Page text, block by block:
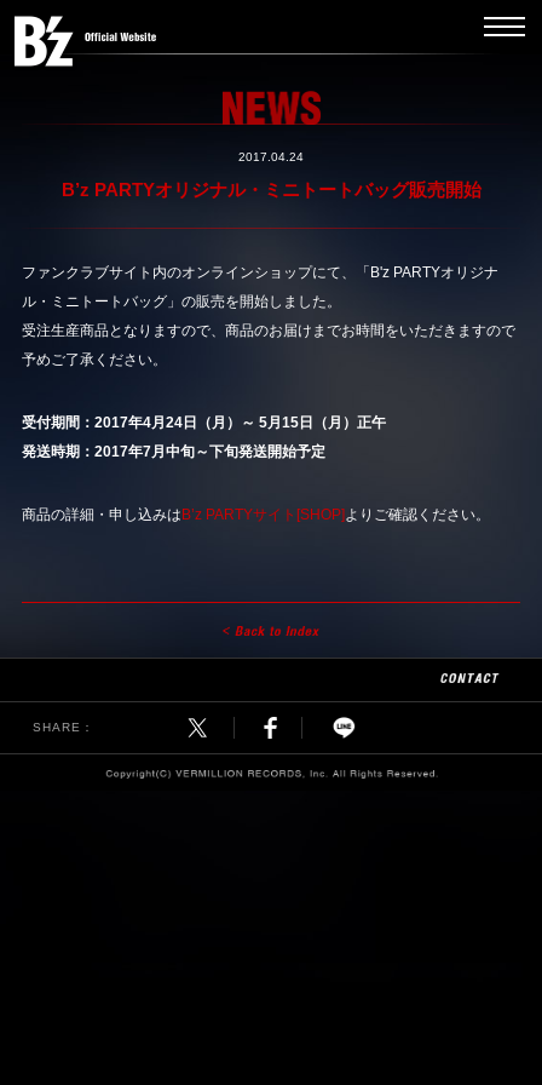
2017.04.24
B’z PARTYオリジナル・ミニトートバッグ販売開始
ファンクラブサイト内のオンラインショップにて、「B'z PARTYオリジナ
ル・ミニトートバッグ」の販売を開始しました。
受注生産商品となりますので、商品のお届けまでお時間をいただきますので
予めご了承ください。
受付期間：2017年4月24日（月）～ 5月15日（月）正午
発送時期：2017年7月中旬～下旬発送開始予定
商品の詳細・申し込みはB’z PARTYサイト[SHOP]よりご確認ください。
SHARE：